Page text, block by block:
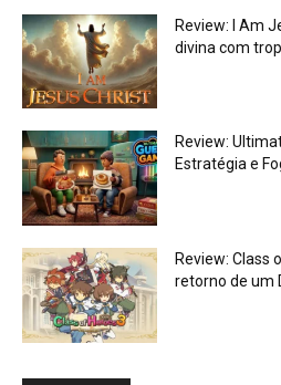
Review: I Am
divina com
Review:
Estratégia e
Review: Class
retorno de um